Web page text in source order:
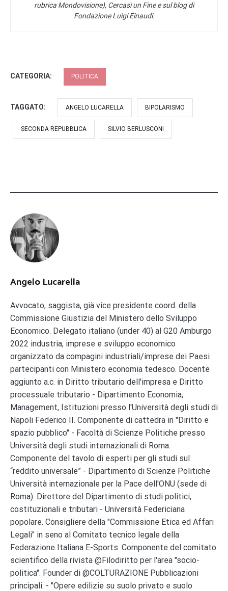
rubrica Mondovisione), Cercasi un Fine e sul blog di
Fondazione Luigi Einaudi.
CATEGORIA: POLITICA
TAGGATO: ANGELO LUCARELLA BIPOLARISMO
SECONDA REPUBBLICA SILVIO BERLUSCONI
Angelo Lucarella
Avvocato, saggista, già vice presidente coord. della
Commissione Giustizia del Ministero dello Sviluppo
Economico. Delegato italiano (under 40) al G20 Amburgo
2022 industria, imprese e sviluppo economico
organizzato da compagini industriali/imprese dei Paesi
partecipanti con Ministero economia tedesco. Docente
aggiunto a.c. in Diritto tributario dell'impresa e Diritto
processuale tributario - Dipartimento Economia,
Management, Istituzioni presso l'Università degli studi di
Napoli Federico II. Componente di cattedra in "Diritto e
spazio pubblico" - Facoltà di Scienze Politiche presso
Università degli studi internazionali di Roma.
Componente del tavolo di esperti per gli studi sul
“reddito universale” - Dipartimento di Scienze Politiche
Università internazionale per la Pace dell'ONU (sede di
Roma). Direttore del Dipartimento di studi politici,
costituzionali e tributari - Università Federiciana
popolare. Consigliere della "Commissione Etica ed Affari
Legali" in seno al Comitato tecnico legale della
Federazione Italiana E-Sports. Componente del comitato
scientifico della rivista @Filodiritto per l'area "socio-
politica". Founder di @COLTURAZIONE Pubblicazioni
principali: - "Opere edilizie su suolo privato e suolo